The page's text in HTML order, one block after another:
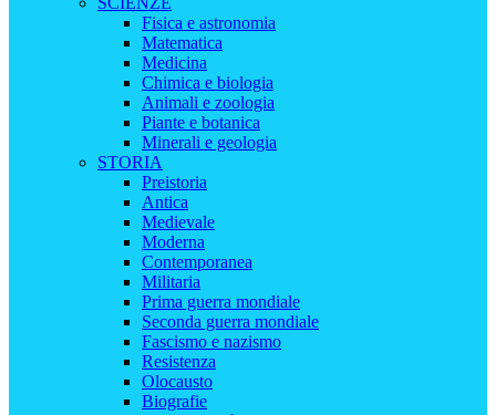
Fisica e astronomia
Matematica
Medicina
Chimica e biologia
Animali e zoologia
Piante e botanica
Minerali e geologia
STORIA
Preistoria
Antica
Medievale
Moderna
Contemporanea
Militaria
Prima guerra mondiale
Seconda guerra mondiale
Fascismo e nazismo
Resistenza
Olocausto
Biografie